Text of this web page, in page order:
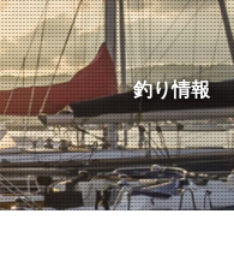
釣り情報